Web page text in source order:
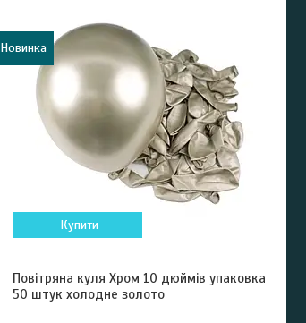
Новинка
Купити
Повітряна куля Хром 10 дюймів упаковка
50 штук холодне золото